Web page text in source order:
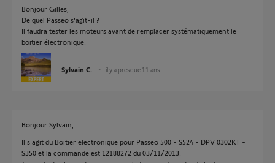
Bonjour Gilles,
De quel Passeo s'agit-il ?
Il faudra tester les moteurs avant de remplacer systématiquement le
boitier électronique.
Sylvain C. il y a presque 11 ans
Bonjour Sylvain,
Il s'agit du Boitier electronique pour Passeo 500 - S524 - DPV 0302KT -
S350 et la commande est 12188272 du 03/11/2013.